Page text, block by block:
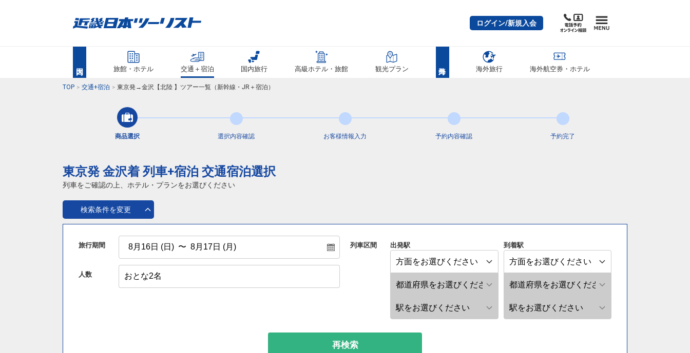
ログイン/新規入会
旅館・ホテル 交通＋宿泊 国内旅行 高級ホテル・旅館 観光プラン 海外旅行 海外航空券・ホテル
TOP 交通+宿泊 東京発→金沢【北陸 】ツアー一覧（新幹線・JR＋宿泊）
商品選択 選択内容確認 お客様情報 入力 予約内容確認 予約完了
東京発 金沢着 列車+宿泊 交通宿泊選択
列車をご確認の上、ホテル・プランをお選びください
検索条件を変更
旅行期間
人数
列車区間 出発駅 到着駅
再検索